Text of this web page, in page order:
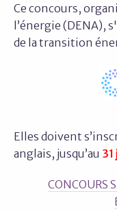
Ce concours,
l’énergie (DENA),
de la transition
Elles doivent
anglais, jusqu’au
CONCOURS